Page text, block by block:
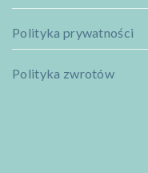
Polityka prywatności
Polityka zwrotów